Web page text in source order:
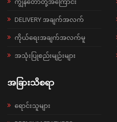
DELIVERY အချက်အလက်
ကိုယ်ရေးအချက်အလက်မူ
အသုံးပြုစည်းမျဉ်းများ
အခြားသိစရာ
ရောင်းသူများ